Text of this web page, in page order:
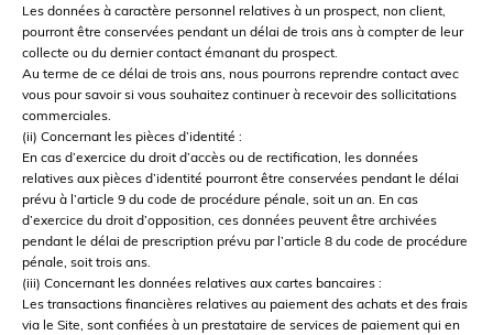
Les données à caractère personnel relatives à un prospect, non client,
pourront être conservées pendant un délai de trois ans à compter de leur
collecte ou du dernier contact émanant du prospect.
Au terme de ce délai de trois ans, nous pourrons reprendre contact avec
vous pour savoir si vous souhaitez continuer à recevoir des sollicitations
commerciales.
(ii) Concernant les pièces d’identité :
En cas d’exercice du droit d’accès ou de rectification, les données
relatives aux pièces d’identité pourront être conservées pendant le délai
prévu à l’article 9 du code de procédure pénale, soit un an. En cas
d’exercice du droit d’opposition, ces données peuvent être archivées
pendant le délai de prescription prévu par l’article 8 du code de procédure
pénale, soit trois ans.
(iii) Concernant les données relatives aux cartes bancaires :
Les transactions financières relatives au paiement des achats et des frais
via le Site, sont confiées à un prestataire de services de paiement qui en